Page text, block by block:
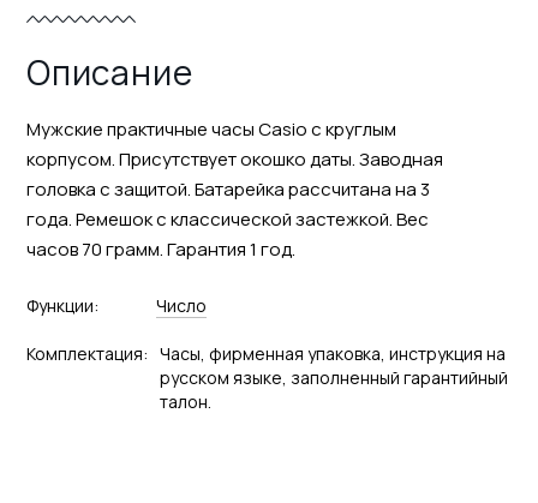
Описание
Мужские практичные часы Casio с круглым
корпусом. Присутствует окошко даты. Заводная
головка с защитой. Батарейка рассчитана на 3
года. Ремешок с классической застежкой. Вес
часов 70 грамм. Гарантия 1 год.
Функции: Число
Комплектация: Часы, фирменная упаковка, инструкция на
русском языке, заполненный гарантийный
талон.